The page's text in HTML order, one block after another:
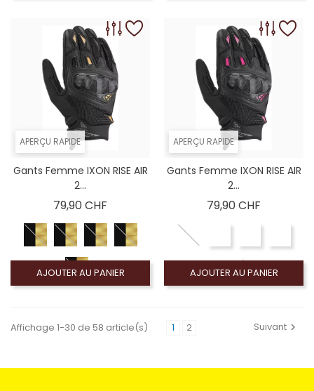
APERÇU RAPIDE
Gants Femme IXON RISE AIR
2...
79,90 CHF
AJOUTER AU PANIER
APERÇU RAPIDE
Gants Femme IXON RISE AIR
2...
79,90 CHF
AJOUTER AU PANIER
Affichage 1-30 de 58 article(s) 1 2 Suivant